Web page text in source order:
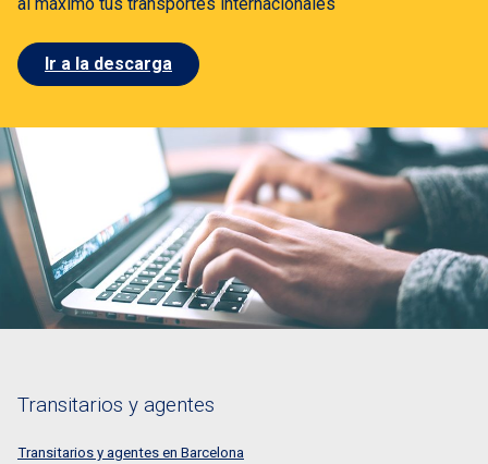
Ir a la descarga
Transitarios y agentes
Transitarios y agentes en Barcelona